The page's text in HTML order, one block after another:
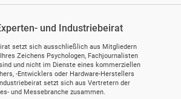
und Industriebeirat
setzt sich ausschließlich aus Mitgliedern
Zeichens Psychologen, Fachjournalisten
und nicht im Dienste eines kommerziellen
-Entwicklers oder Hardware-Herstellers
setzt sich aus Vertretern der
und Messebranche zusammen.